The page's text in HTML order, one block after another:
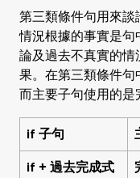
第三類條件句用來談
情況根據的事實是句
論及過去不真實的
果。在第三類條件句
而主要子句使用的是
if 子句
if + 過去完成式